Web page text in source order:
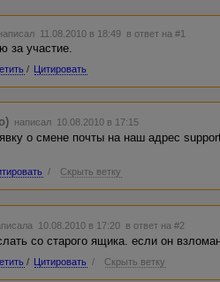
11.08.2010 в 18:49 в ответ на #1
за участие.
/ Цитировать
написал 10.08.2010 в 17:15
о смене почты на наш адрес
/ Скрыть ветку
10.08.2010 в 17:20 в ответ на #2
со старого ящика. если он
/ Цитировать / Скрыть ветку